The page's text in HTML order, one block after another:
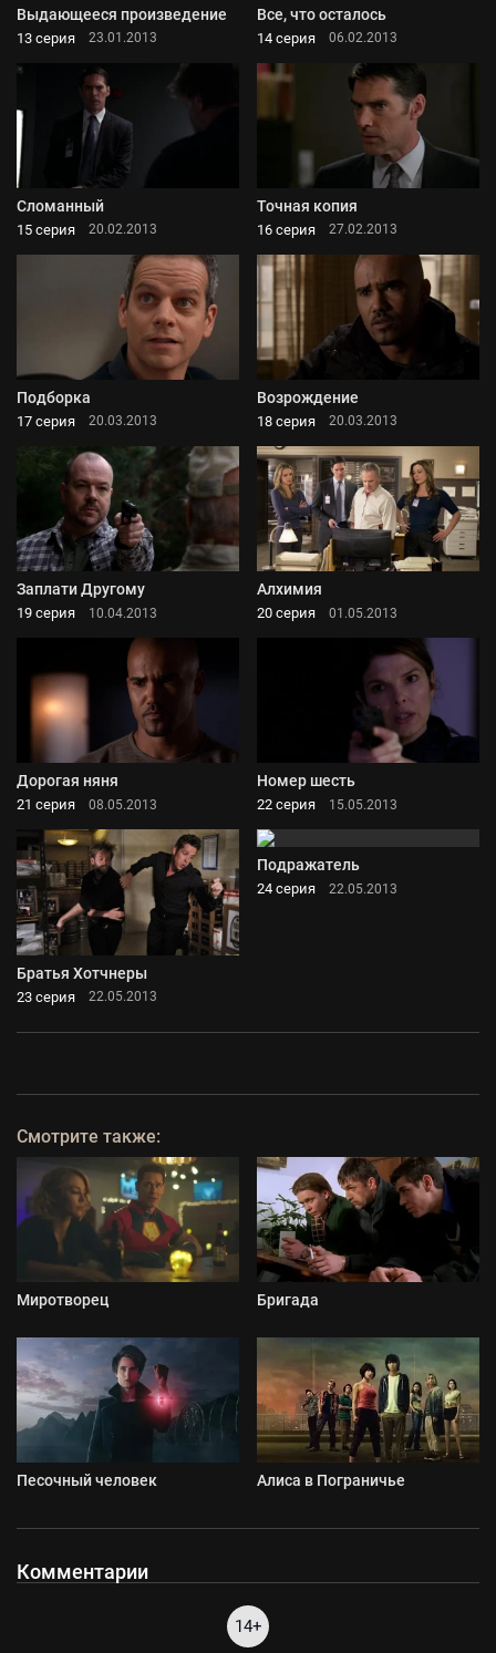
Выдающееся произведение
13 серия 23.01.2013
Все, что осталось
14 серия 06.02.2013
Сломанный
15 серия 20.02.2013
Точная копия
16 серия 27.02.2013
Подборка
17 серия 20.03.2013
Возрождение
18 серия 20.03.2013
Заплати Другому
19 серия 10.04.2013
Алхимия
20 серия 01.05.2013
Дорогая няня
21 серия 08.05.2013
Номер шесть
22 серия 15.05.2013
Братья Хотчнеры
23 серия 22.05.2013
Подражатель
24 серия 22.05.2013
Смотрите также:
Миротворец Бригада
Песочный человек Алиса в Пограничье
Комментарии
14+